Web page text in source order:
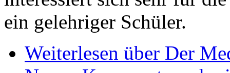
ein gelehriger Schüler.
Weiterlesen über Der